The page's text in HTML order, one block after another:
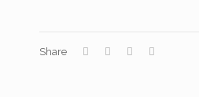
Share